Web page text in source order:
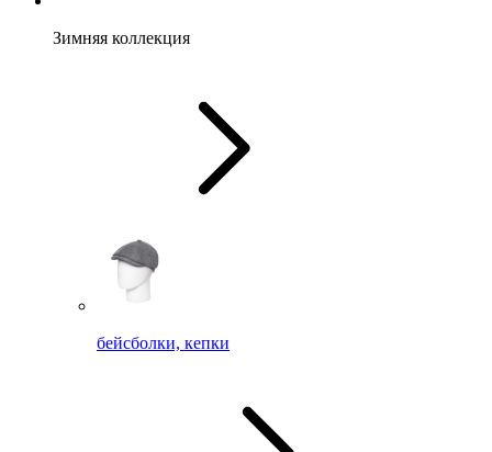
Зимняя коллекция
бейсболки, кепки